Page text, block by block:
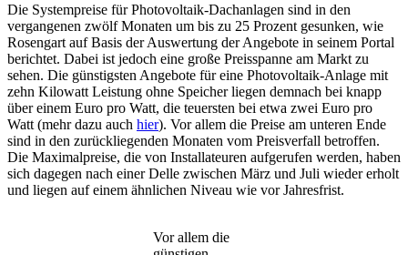
Die Systempreise für Photovoltaik-Dachanlagen sind in den
vergangenen zwölf Monaten um bis zu 25 Prozent gesunken, wie
Rosengart auf Basis der Auswertung der Angebote in seinem Portal
berichtet. Dabei ist jedoch eine große Preisspanne am Markt zu
sehen. Die günstigsten Angebote für eine Photovoltaik-Anlage mit
zehn Kilowatt Leistung ohne Speicher liegen demnach bei knapp
über einem Euro pro Watt, die teuersten bei etwa zwei Euro pro
Watt (mehr dazu auch hier). Vor allem die Preise am unteren Ende
sind in den zurückliegenden Monaten vom Preisverfall betroffen.
Die Maximalpreise, die von Installateuren aufgerufen werden, haben
sich dagegen nach einer Delle zwischen März und Juli wieder erholt
und liegen auf einem ähnlichen Niveau wie vor Jahresfrist.
Vor allem die